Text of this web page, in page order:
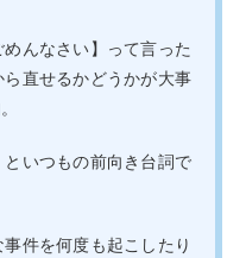
んなさい】って言った
直せるかどうかが大事
といつもの前向き台詞で
件を何度も起こしたり